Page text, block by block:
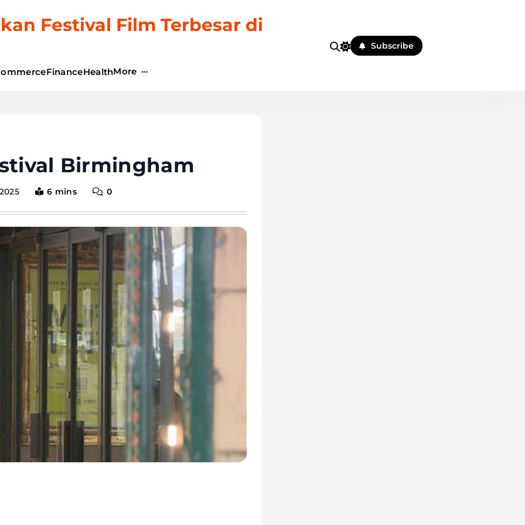
Festival Film Terbesar di
FinanceHealthMore
Subscribe
Birmingham
6 mins 0